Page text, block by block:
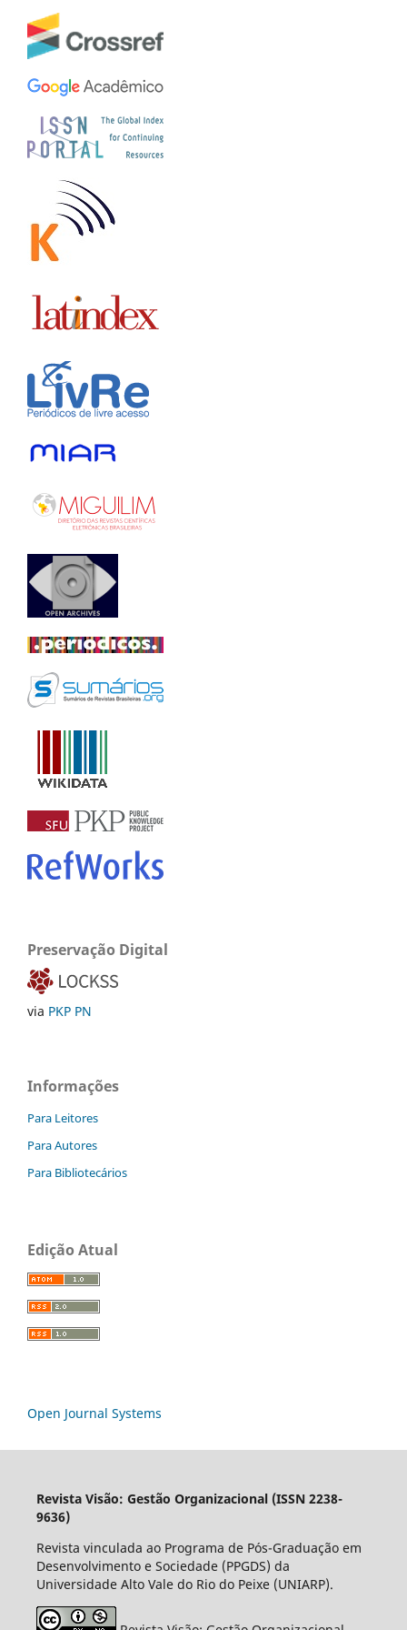
Preservação Digital
via PKP PN
Informações
Para Leitores
Para Autores
Para Bibliotecários
Edição Atual
Open Journal Systems
Revista Visão: Gestão Organizacional (ISSN 2238-
9636)
Revista vinculada ao Programa de Pós-Graduação em
Desenvolvimento e Sociedade (PPGDS) da
Universidade Alto Vale do Rio do Peixe (UNIARP).